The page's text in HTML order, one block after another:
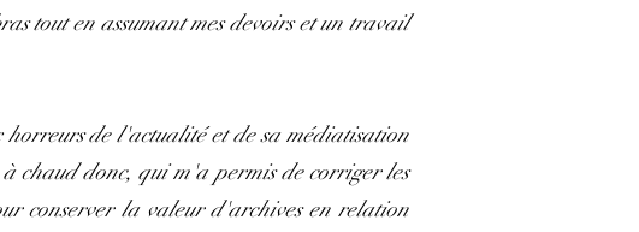
tout en assumant mes devoirs et un travail
de l'actualité et de sa médiatisation
chaud donc, qui m'a permis de corriger les
conserver la valeur d'archives en relation